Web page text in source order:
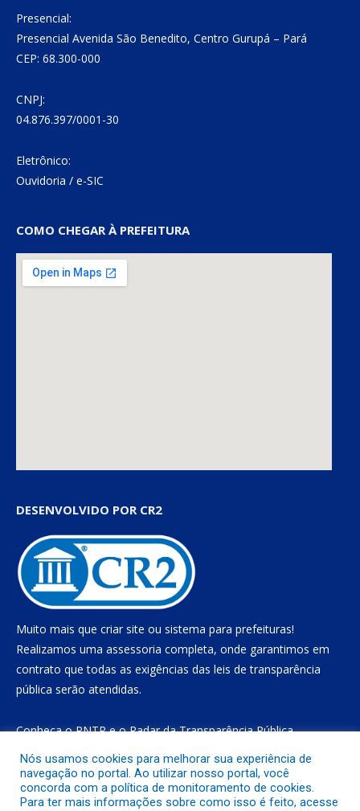
Presencial:
Presencial Avenida São Benedito, Centro Gurupá – Pará
CEP: 68.300-000
CNPJ:
04.876.397/0001-30
Eletrônico:
Ouvidoria / e-SIC
COMO CHEGAR À PREFEITURA
DESENVOLVIDO POR CR2
Muito mais que criar site ou sistema para prefeituras!
Realizamos uma assessoria completa, onde garantimos em
contrato que todas as exigências das leis de transparência
pública serão atendidas.
Conheça oPNTPe oRadar da Transparência Pública
Todos os direitos reservados a Prefeitura Municipal de Gurupá
Nós usamos cookies para melhorar sua experiência de
navegação no portal. Ao utilizar nosso portal, você
concorda com a política de monitoramento de cookies.
Para ter mais informações sobre como isso é feito, acesse